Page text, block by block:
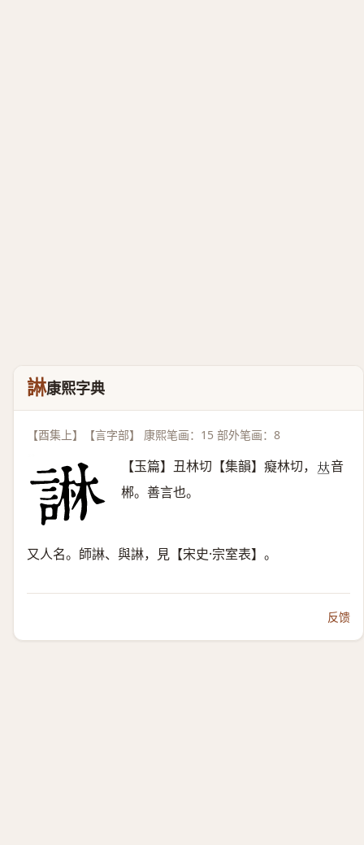
諃康熙字典
【酉集上】【言字部】 康熙笔画：15 部外笔画：8
【玉篇】丑林切【集韻】癡林切， 𠀤音
郴。善言也。
又人名。師諃、與諃，見【宋史·宗室表】。
反馈